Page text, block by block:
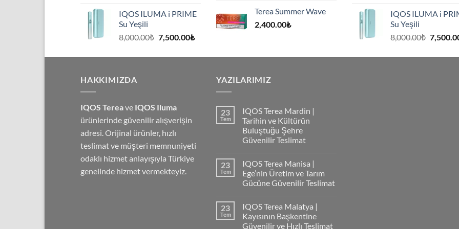
8,000.00₺.fiyat:
7,500.00₺.
IQOS ILUMA i PRIME
Su Yeşili
8,000.00₺ Orijinal
8,000.00₺.
7,500.00₺Şu
fiyat:
Terea Summer Wave
2,400.00₺
IQOS ILUMA i
Su Yeşili
8,000.00₺ Orijinal
HAKKIMIZDA
IQOS Tereave IQOS Iluma
ürünlerinde güvenilir alışverişin
adresi. Orijinal ürünler, hızlı
teslimat ve müşteri memnuniyeti
odaklı hizmet anlayışıyla Türkiye
genelinde hizmet vermekteyiz.
YAZILARIMIZ
23
Tem
IQOS Terea Mardin |
Tarihin ve Kültürün
Buluştuğu Şehre
Güvenilir Teslimat
23
Tem
IQOS Terea Manisa |
Ege’nin Üretim ve Tarım
Gücüne Güvenilir Teslimat
23
Tem
IQOS Terea Malatya |
Kayısının Başkentine
Güvenilir ve Hızlı Teslimat